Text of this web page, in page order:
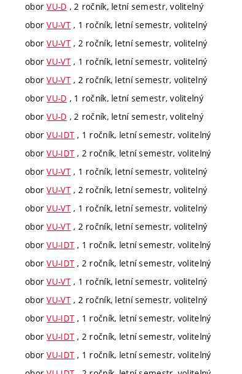
oborVU-D , 2 ročník, letní semestr, volitelný
oborVU-VT, 1 ročník, letní semestr, volitelný
oborVU-VT, 2 ročník, letní semestr, volitelný
oborVU-VT, 1 ročník, letní semestr, volitelný
oborVU-VT, 2 ročník, letní semestr, volitelný
oborVU-D , 1 ročník, letní semestr, volitelný
oborVU-D , 2 ročník, letní semestr, volitelný
oborVU-IDT , 1 ročník, letní semestr, volitelný
oborVU-IDT , 2 ročník, letní semestr, volitelný
oborVU-VT, 1 ročník, letní semestr, volitelný
oborVU-VT, 2 ročník, letní semestr, volitelný
oborVU-VT, 1 ročník, letní semestr, volitelný
oborVU-VT, 2 ročník, letní semestr, volitelný
oborVU-IDT , 1 ročník, letní semestr, volitelný
oborVU-IDT , 2 ročník, letní semestr, volitelný
oborVU-VT, 1 ročník, letní semestr, volitelný
oborVU-VT, 2 ročník, letní semestr, volitelný
oborVU-IDT , 1 ročník, letní semestr, volitelný
oborVU-IDT , 2 ročník, letní semestr, volitelný
oborVU-IDT , 1 ročník, letní semestr, volitelný